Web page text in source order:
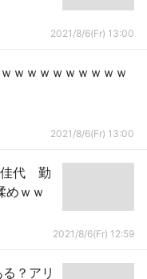
2021/8/6(Fr) 13:00
ｗｗｗｗｗｗｗｗｗ
2021/8/6(Fr) 13:00
佳代 勤
めｗｗ
2021/8/6(Fr) 12:59
？アリ